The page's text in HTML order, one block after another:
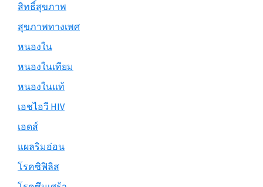
สิทธิ์สุขภาพ
สุขภาพทางเพศ
หนองใน
หนองในเทียม
หนองในแท้
เอชไอวี HIV
เอดส์
แผลริมอ่อน
โรคซิฟิลิส